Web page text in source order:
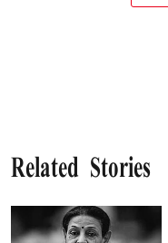
Related Stories